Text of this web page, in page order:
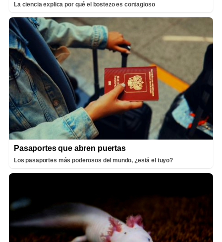
La ciencia explica por qué el bostezo es contagioso
Pasaportes que abren puertas
Los pasaportes más poderosos del mundo, ¿está el tuyo?